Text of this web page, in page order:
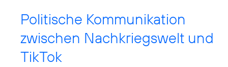
Politische Kommunikation
zwischen Nachkriegswelt und
TikTok